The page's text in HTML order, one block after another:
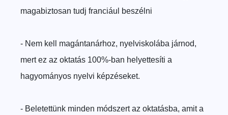
magabiztosan tudj franciául beszélni
- Nem kell magántanárhoz, nyelviskolába járnod,
mert ez az oktatás 100%-ban helyettesíti a
hagyományos nyelvi képzéseket.
- Beletettünk minden módszert az oktatásba, amit a